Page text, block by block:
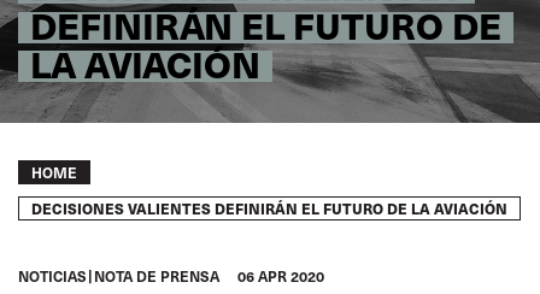
DEFINIRÁN EL FUTURO DE
LA AVIACIÓN
Breadcrumb
HOME
DECISIONES VALIENTES DEFINIRÁN EL FUTURO DE LA AVIACIÓN
NOTICIAS NOTA DE PRENSA 06 APR 2020